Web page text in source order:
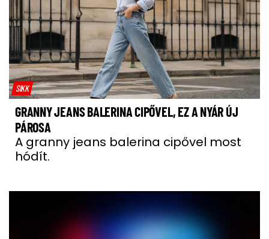
SIKK
GRANNY JEANS BALERINA CIPŐVEL, EZ A NYÁR ÚJ
PÁROSA
A granny jeans balerina cipővel most
hódít.